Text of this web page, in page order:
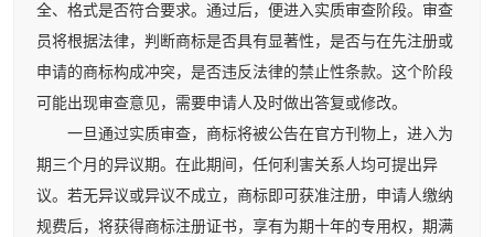
全、格式是否符合要求。通过后，便进入实质审查阶段。审查
员将根据法律，判断商标是否具有显著性，是否与在先注册或
申请的商标构成冲突，是否违反法律的禁止性条款。这个阶段
可能出现审查意见，需要申请人及时做出答复或修改。
一旦通过实质审查，商标将被公告在官方刊物上，进入为
期三个月的异议期。在此期间，任何利害关系人均可提出异
议。若无异议或异议不成立，商标即可获准注册，申请人缴纳
规费后，将获得商标注册证书，享有为期十年的专用权，期满